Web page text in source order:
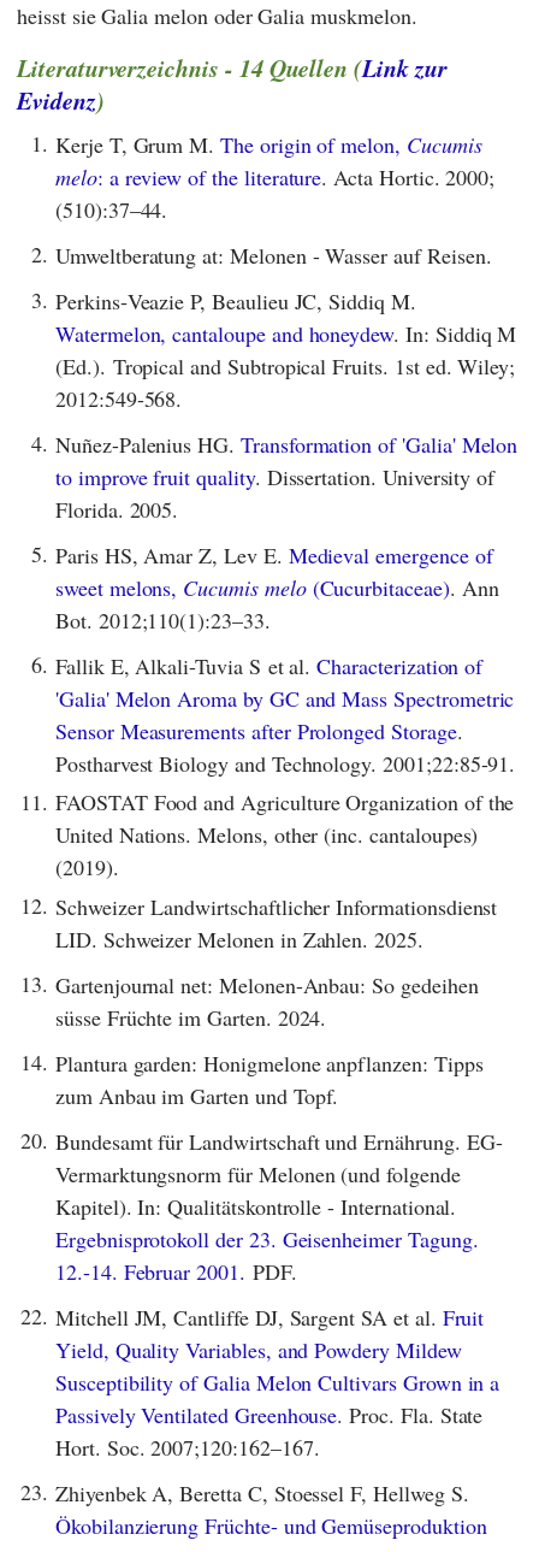
heisst sie Galia melon oder Galia muskmelon.
Literaturverzeichnis - 14 Quellen (Link zur
Evidenz)
1. Kerje T, Grum M.The origin of melon, Cucumis
melo: a review of the literature. Acta Hortic. 2000;
(510):37–44.
2. Umweltberatung at: Melonen - Wasser auf Reisen.
3. Perkins‐Veazie P, Beaulieu JC, Siddiq M.
Watermelon, cantaloupe and honeydew. In: Siddiq M
(Ed.). Tropical and Subtropical Fruits. 1st ed. Wiley;
2012:549-568.
4. Nuñez-Palenius HG. Transformation of 'Galia' Melon
to improve fruit quality. Dissertation. University of
Florida. 2005.
5. Paris HS, Amar Z, Lev E. Medieval emergence of
sweet melons, Cucumis melo(Cucurbitaceae). Ann
Bot. 2012;110(1):23–33.
6. Fallik E, Alkali-Tuvia S et al.Characterization of
'Galia' Melon Aroma by GC and Mass Spectrometric
Sensor Measurements after Prolonged Storage.
Postharvest Biology and Technology. 2001;22:85-91.
11. FAOSTAT Food and Agriculture Organization of the
United Nations. Melons, other (inc. cantaloupes)
(2019).
12. Schweizer Landwirtschaftlicher Informationsdienst
LID. Schweizer Melonen in Zahlen. 2025.
13. Gartenjournal net: Melonen-Anbau: So gedeihen
süsse Früchte im Garten. 2024.
14. Plantura garden: Honigmelone anpflanzen: Tipps
zum Anbau im Garten und Topf.
20. Bundesamt für Landwirtschaft und Ernährung. EG-
Vermarktungsnorm für Melonen (und folgende
Kapitel). In: Qualitätskontrolle - International.
Ergebnisprotokoll der 23. Geisenheimer Tagung.
12.-14. Februar 2001. PDF.
22. Mitchell JM, Cantliffe DJ, Sargent SA et al. Fruit
Yield, Quality Variables, and Powdery Mildew
Susceptibility of Galia Melon Cultivars Grown in a
Passively Ventilated Greenhouse. Proc. Fla. State
Hort. Soc. 2007;120:162–167.
23. Zhiyenbek A, Beretta C, Stoessel F, Hellweg S.
Ökobilanzierung Früchte- und Gemüseproduktion